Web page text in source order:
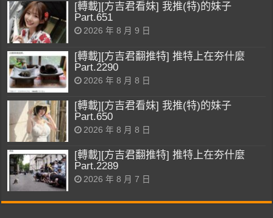
[轉載][方吉君看妹] 我推(特)的妹子
Part.651
2026 年 8 月 9 日
[轉載][方吉君翻推特] 推特上在夯什麼
Part.2290
2026 年 8 月 8 日
[轉載][方吉君看妹] 我推(特)的妹子
Part.650
2026 年 8 月 8 日
[轉載][方吉君翻推特] 推特上在夯什麼
Part.2289
2026 年 8 月 7 日